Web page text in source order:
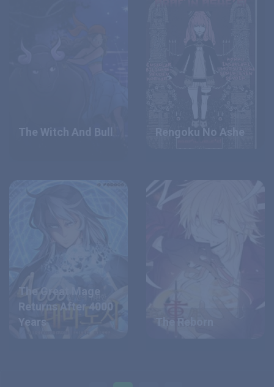
The Witch And Bull Rengoku No Ashe
The Great Mage
Returns After 4000
Years